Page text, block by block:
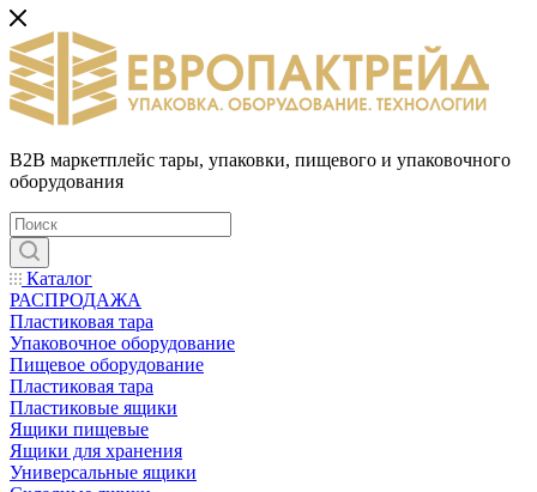
B2B маркетплейс тары, упаковки, пищевого и упаковочного
оборудования
Каталог
РАСПРОДАЖА
Пластиковая тара
Упаковочное оборудование
Пищевое оборудование
Пластиковая тара
Пластиковые ящики
Ящики пищевые
Ящики для хранения
Универсальные ящики